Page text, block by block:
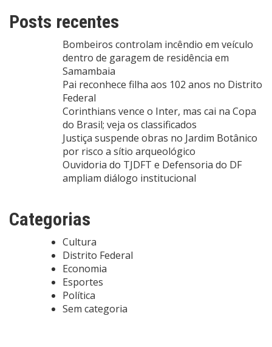
Posts recentes
Bombeiros controlam incêndio em veículo
dentro de garagem de residência em
Samambaia
Pai reconhece filha aos 102 anos no Distrito
Federal
Corinthians vence o Inter, mas cai na Copa
do Brasil; veja os classificados
Justiça suspende obras no Jardim Botânico
por risco a sítio arqueológico
Ouvidoria do TJDFT e Defensoria do DF
ampliam diálogo institucional
Categorias
Cultura
Distrito Federal
Economia
Esportes
Política
Sem categoria